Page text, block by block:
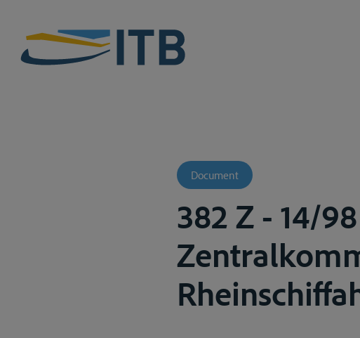
Document
382 Z - 14/